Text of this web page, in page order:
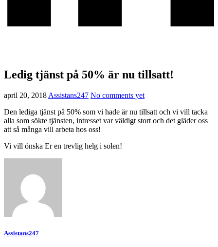
Ledig tjänst på 50% är nu tillsatt!
april 20, 2018 Assistans247 No comments yet
Den lediga tjänst på 50% som vi hade är nu tillsatt och vi vill tacka
alla som sökte tjänsten, intresset var väldigt stort och det gläder oss
att så många vill arbeta hos oss!
Vi vill önska Er en trevlig helg i solen!
Assistans247